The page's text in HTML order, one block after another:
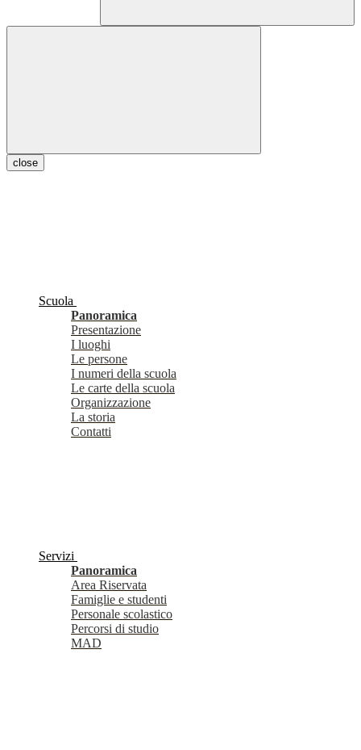
close
Scuola
Panoramica
Presentazione
I luoghi
Le persone
I numeri della scuola
Le carte della scuola
Organizzazione
La storia
Contatti
Servizi
Panoramica
Area Riservata
Famiglie e studenti
Personale scolastico
Percorsi di studio
MAD